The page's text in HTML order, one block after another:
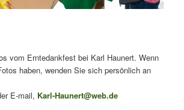
vom Erntedankfest bei Karl Haunert. Wenn
haben, wenden Sie sich persönlich an
E-mail, Karl-Haunert@web.de